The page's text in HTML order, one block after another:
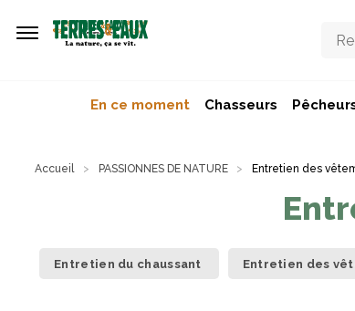
En ce moment Chasseurs
Accueil PASSIONNES DE NATURE Entretien des
Entretien du chaussant Entretien des